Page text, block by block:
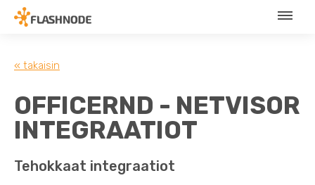
« takaisin
OFFICERND - NETVISOR
INTEGRAATIOT
Tehokkaat integraatiot